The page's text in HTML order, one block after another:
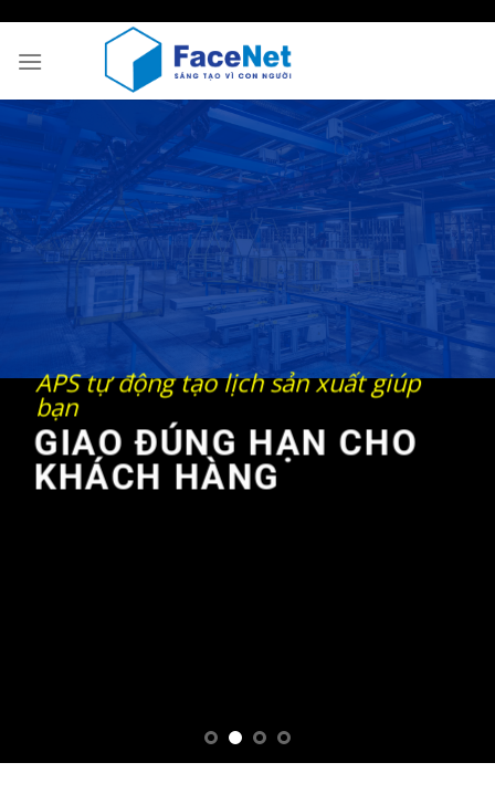
content
APS tự động tạo lịch sản xuất giúp
bạn
GIAO ĐÚNG HẠN CHO
KHÁCH HÀNG